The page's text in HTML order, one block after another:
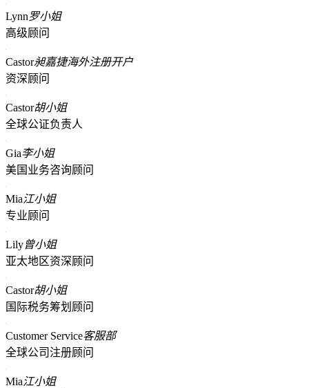
Lynn罗小姐
高级顾问
Castor昶嘉捷海外注册开户
资深顾问
Castor胡小姐
全球公证负责人
Gia李小姐
美国业务咨询顾问
Mia江小姐
专业顾问
Lily曾小姐
亚太地区资深顾问
Castor胡小姐
国际税务筹划顾问
Customer Service客服部
全球公司注册顾问
Mia江小姐